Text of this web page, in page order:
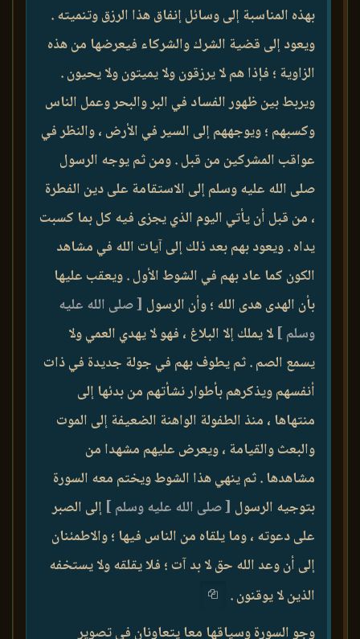
بهذه المناسبة إلى وسائل إنفاق هذا الرزق وتنميته .
ويعود إلى قضية الشرك والشركاء فيعرضها من هذه
الزاوية ؛ فإذا هم لا يرزقون ولا يميتون ولا يحيون .
ويربط بين ظهور الفساد في البر والبحر وعمل الناس
وكسبهم ؛ ويوجههم إلى السير في الأرض ، والنظر في
عواقب المشركين من قبل . ومن ثم يوجه الرسول
صلى الله عليه وسلم إلى الاستقامة على دين الفطرة
، من قبل أن يأتي اليوم الذي يجزى فيه كل بما كسبت
يداه . ويعود بهم بعد ذلك إلى آيات الله في مشاهد
الكون كما عاد بهم في الشوط الأول . ويعقب عليها
بأن الهدى هدى الله ؛ وأن الرسول [ صلى الله عليه
وسلم ]لا يملك إلا البلاغ ، فهو لا يهدي العمي ولا
يسمع الصم . ثم يطوف بهم في جولة جديدة في ذات
أنفسهم ويذكرهم بأطوار نشأتهم من بدئها إلى
منتهاها ، منذ الطفولة الواهنة الضعيفة إلى الموت
والبعث والقيامة ، ويعرض عليهم مشهدا من
مشاهدها . ثم ينهي هذا الشوط ويختم معه السورة
بتوجيه الرسول [ صلى الله عليه وسلم ] إلى الصبر
على دعوته ، وما يلقاه من الناس فيها ؛ والاطمئنان
إلى أن وعد الله حق لا بد آت ؛ فلا يقلقه ولا يستخفه
الذين لا يوقنون .
وجو السورة وسياقها معا يتعاونان في تصوير